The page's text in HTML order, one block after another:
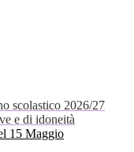
scolastico 2026/27
e di idoneità
15 Maggio